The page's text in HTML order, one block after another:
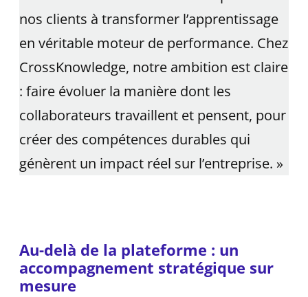
nos clients à transformer l’apprentissage
en véritable moteur de performance. Chez
CrossKnowledge, notre ambition est claire
: faire évoluer la manière dont les
collaborateurs travaillent et pensent, pour
créer des compétences durables qui
génèrent un impact réel sur l’entreprise. »
Au-delà de la plateforme : un
accompagnement stratégique sur
mesure